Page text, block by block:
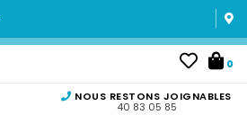
0
NOUS RESTONS JOIGNABLES
40 83 05 85